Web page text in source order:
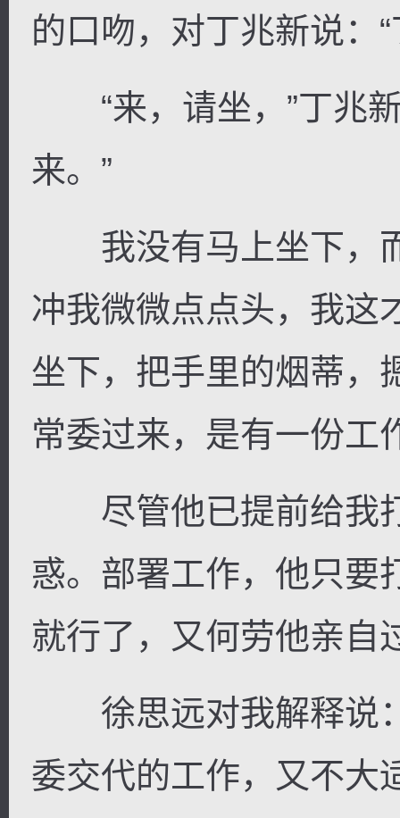
的口吻，对丁兆新说：
“来，请坐，”丁兆新
来。”
我没有马上坐下，
冲我微微点点头，我这
坐下，把手里的烟蒂，
常委过来，是有一份工
尽管他已提前给我
惑。部署工作，他只要
就行了，又何劳他亲自
徐思远对我解释说：
委交代的工作，又不大